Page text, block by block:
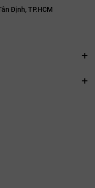
Định, TP.HCM